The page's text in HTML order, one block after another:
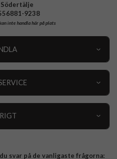
9238
inte handla här på plats
svar på de vanligaste frågorna: